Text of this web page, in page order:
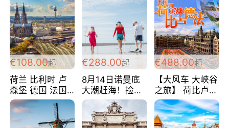
€108.00起
荷兰 比利时 卢
森堡 德国 法国
超爽玩遍西欧 循
环线 全程四星宾
馆 108欧/人/天
€288.00起
8月14日诺曼底
大潮赶海！捡海
鲜！轻轻松松海
边爽玩三日游
288欧/人
€488.00起
【大风车 大峡谷
之旅】 荷比卢德
法 巴黎上下 经
典五国四日游
488欧/人